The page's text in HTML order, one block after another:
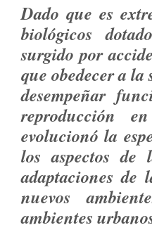
Dado que es
biológicos
surgido por
que obedecer a
desempeñar
reproducción
evolucionó la
los aspectos de
adaptaciones de
nuevos
ambientes